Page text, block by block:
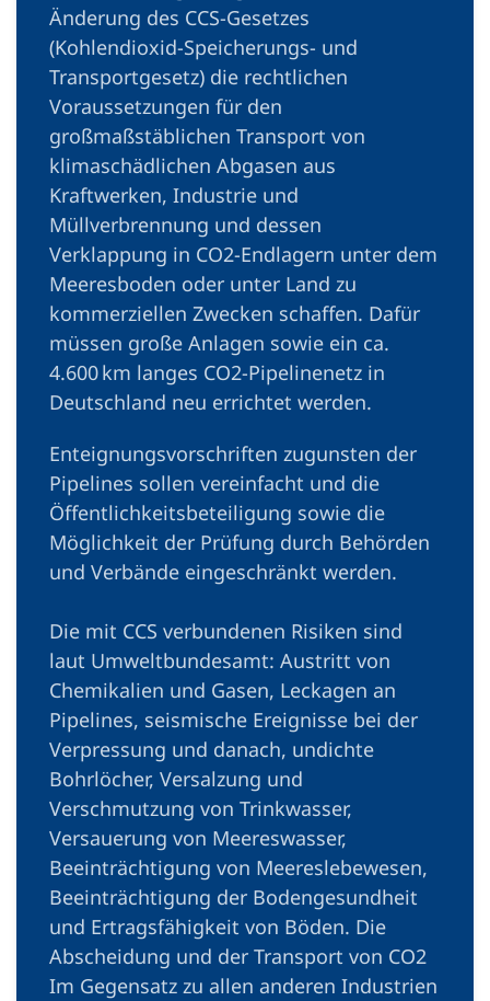
Änderung des CCS-Gesetzes
(Kohlendioxid-Speicherungs- und
Transportgesetz) die rechtlichen
Voraussetzungen für den
großmaßstäblichen Transport von
klimaschädlichen Abgasen aus
Kraftwerken, Industrie und
Müllverbrennung und dessen
Verklappung in CO2-Endlagern unter dem
Meeresboden oder unter Land zu
kommerziellen Zwecken schaffen. Dafür
müssen große Anlagen sowie ein ca.
4.600 km langes CO2-Pipelinenetz in
Deutschland neu errichtet werden.
Enteignungsvorschriften zugunsten der
Pipelines sollen vereinfacht und die
Öffentlichkeitsbeteiligung sowie die
Möglichkeit der Prüfung durch Behörden
und Verbände eingeschränkt werden.
Die mit CCS verbundenen Risiken sind
laut Umweltbundesamt: Austritt von
Chemikalien und Gasen, Leckagen an
Pipelines, seismische Ereignisse bei der
Verpressung und danach, undichte
Bohrlöcher, Versalzung und
Verschmutzung von Trinkwasser,
Versauerung von Meereswasser,
Beeinträchtigung von Meereslebewesen,
Beeinträchtigung der Bodengesundheit
und Ertragsfähigkeit von Böden. Die
Abscheidung und der Transport von CO2
Im Gegensatz zu allen anderen Industrien